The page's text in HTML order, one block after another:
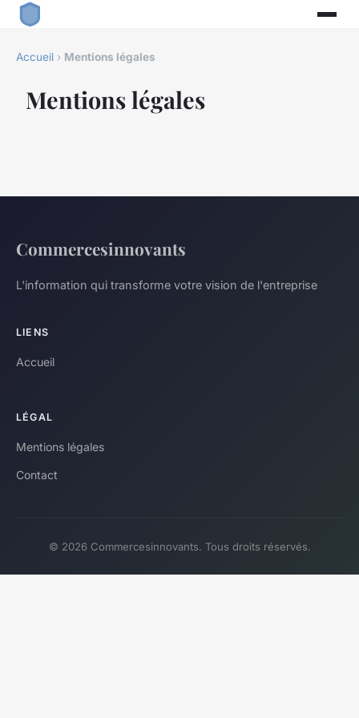
Accueil › Mentions légales
Mentions légales
Commercesinnovants
L'information qui transforme votre vision de l'entreprise
LIENS
Accueil
LÉGAL
Mentions légales
Contact
© 2026 Commercesinnovants. Tous droits réservés.